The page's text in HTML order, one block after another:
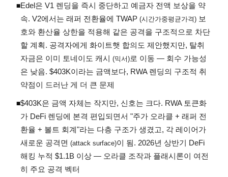
◾Edel은 V1 렌딩을 즉시 중단하고 예금자 전액 보상을 약
속. V2에서는 래퍼 전환율에 TWAP (시간가중평균가격) 보
호와 환산율 상한을 적용해 같은 공격을 구조적으로 차단
할 계획. 공격자에게 화이트햇 합의도 제안했지만, 탈취
자금은 이미 토네이도 캐시 (믹서)로 이동 — 회수 가능성
은 낮음. $403K이라는 금액보다, RWA 렌딩의 구조적 취
약점이 드러난 게 더 큰 문제
◾$403K은 금액 자체는 작지만, 신호는 크다. RWA 토큰화
가 DeFi 렌딩에 본격 편입되면서 "주가 오라클 + 래퍼 전
환율 + 볼트 회계"라는 다층 구조가 생겼고, 각 레이어가
새로운 공격면 (attack surface)이 됨. 2026년 상반기 DeFi
해킹 누적 $1.1B 이상 — 오라클 조작과 플래시론이 여전
히 주요 공격 벡터